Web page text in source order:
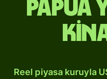
Papua
Reel piyasa kuruyla